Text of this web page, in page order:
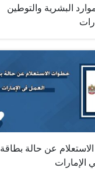
البشرية والتوطين
عن حالة بطاقة
الإمارات